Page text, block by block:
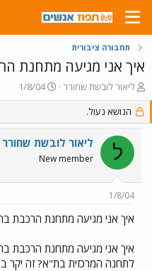
תחבורה ציבורית
איך אני מגיעה מתחנת
פ
ו
ת
ח
נ
ליאור לובשת שחורר
פ
ו
ס
ם
ב
ת
ך
1/8/04
הנושא נעול.
ל ליאור לובשת שחורר
New member
1/8/04
איך אני מגיעה מתחנת הרכבת
איך אני מגיעה מתחנת הרכבת
לתחנה המרכזית בת"א? זה יקר